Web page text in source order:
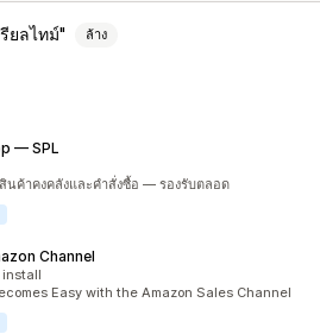
รียลไทม์ ล้าง
— SPL
นค้าคงคลังและคำสั่งซื้อ — รองรับตลอด
Channel
install
Easy with the Amazon Sales Channel